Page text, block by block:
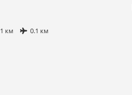
км
0.1 км